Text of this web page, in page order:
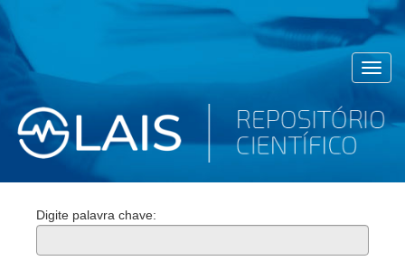
Digite palavra chave: